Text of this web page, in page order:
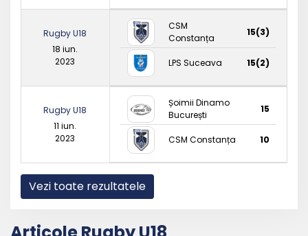
Rugby U18
18 iun.
2023
CSM
Constanța
15(3)
LPS Suceava 15(2)
Rugby U18
11 iun.
2023
Șoimii Dinamo
București
15
CSM Constanța 10
Vezi toate rezultatele